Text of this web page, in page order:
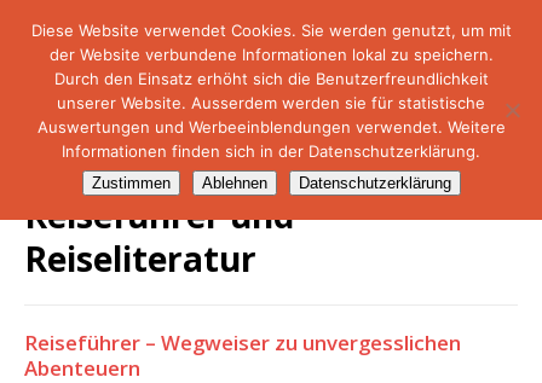
NetMare-Reiseportal
Reiseführer und
Reiseliteratur
Reiseführer – Wegweiser zu unvergesslichen
Abenteuern
Diese Website verwendet Cookies. Sie werden genutzt, um mit
der Website verbundene Informationen lokal zu speichern.
Durch den Einsatz erhöht sich die Benutzerfreundlichkeit
unserer Website. Ausserdem werden sie für statistische
Auswertungen und Werbeeinblendungen verwendet. Weitere
Informationen finden sich in der Datenschutzerklärung.
Zustimmen Ablehnen Datenschutzerklärung